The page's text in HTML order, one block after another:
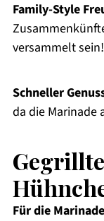
Family-Style
versammelt sein!
Schneller
da die Marinade
Für die